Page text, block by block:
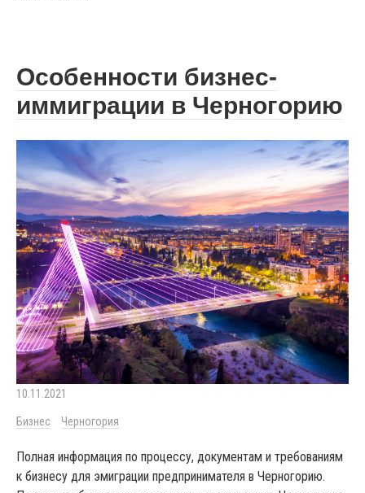
Особенности бизнес-
иммиграции в Черногорию
10.11.2021
Бизнес Черногория
Полная информация по процессу, документам и требованиям
к бизнесу для эмиграции предпринимателя в Черногорию.